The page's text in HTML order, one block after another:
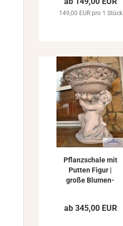
70cm
149,00 EUR pro 1 Stück
Pflanz­scha­le mit
Put­ten Figur |
große Blu­men­
ra­ti­on 78cm
ab 345,00 EUR